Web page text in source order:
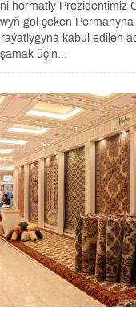
hormatly Prezidentimiz
gol çeken Permanyna
kabul edilen
üçin...